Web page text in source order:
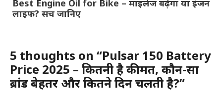
Best Engine Oil for Bike – माइलेज बढ़ेगा या इंजन
लाइफ? सच जानिए
5 thoughts on “Pulsar 150 Battery
Price 2025 – कितनी है कीमत, कौन-सा
ब्रांड बेहतर और कितने दिन चलती है?”